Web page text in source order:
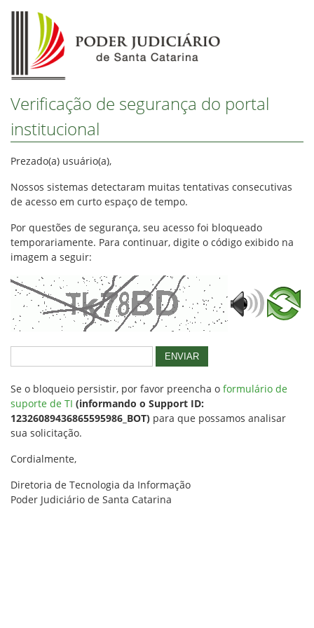
Verificação de segurança do portal
institucional
Prezado(a) usuário(a),
Nossos sistemas detectaram muitas tentativas consecutivas
de acesso em curto espaço de tempo.
Por questões de segurança, seu acesso foi bloqueado
temporariamente. Para continuar, digite o código exibido na
imagem a seguir:
ENVIAR
Se o bloqueio persistir, por favor preencha o formulário de
suporte de TI (informando o Support ID:
12326089436865595986_BOT) para que possamos analisar
sua solicitação.
Cordialmente,
Diretoria de Tecnologia da Informação
Poder Judiciário de Santa Catarina